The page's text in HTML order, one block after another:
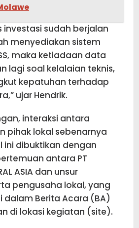
investasi sudah berjalan
menyediakan sistem
maka ketiadaan data
lagi soal kelalaian teknis,
kepatuhan terhadap
ujar Hendrik.
interaksi antara
pihak lokal sebenarnya
ini dibuktikan dengan
antara PT
ASIA dan unsur
pengusaha lokal, yang
dalam Berita Acara (BA)
di lokasi kegiatan (site).